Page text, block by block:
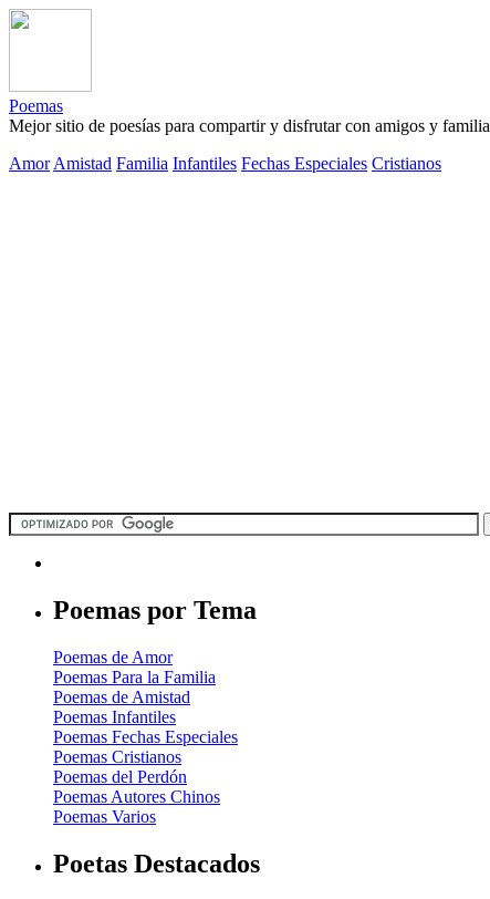
Poemas
Mejor sitio de poesías para compartir y disfrutar con amigos y familia
Amor Amistad Familia Infantiles Fechas Especiales Cristianos
Poemas por Tema
Poemas de Amor
Poemas Para la Familia
Poemas de Amistad
Poemas Infantiles
Poemas Fechas Especiales
Poemas Cristianos
Poemas del Perdón
Poemas Autores Chinos
Poemas Varios
Poetas Destacados